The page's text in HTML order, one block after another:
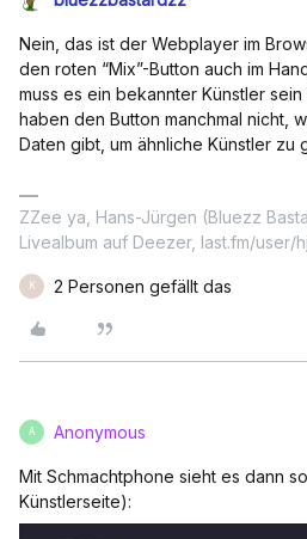
Nein, das ist der Webplayer im
den roten “Mix”-Button auch im
muss es ein bekannter Künstler
haben den Button manchmal nicht,
Daten gibt, um ähnliche Künstler zu
ZZee ya, Hans-Jürgen (Bluezz
Livealbum auf Deezer, last.fm/user/
K 2 Personen gefällt das
A Anonymous
Mit Schmachtphone sieht es dann
Künstlerseite):